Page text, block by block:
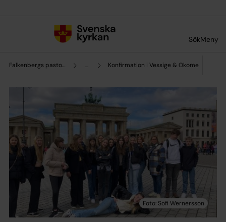
SökMeny
Falkenbergs pastorat ... Konfirmation i Vessige & Okome